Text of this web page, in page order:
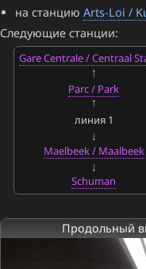
на станциюArts-Loi /
Следующие станции:
Gare Centrale / Centraal
Parc / Park
линия 1
Maelbeek / Maalbeek
Schuman
Продольный